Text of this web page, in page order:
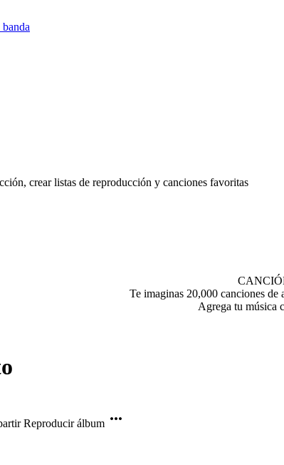
crear listas de reproducción y canciones favoritas
Te imaginas 20,000 canciones de
Agrega tu música
Reproducir álbum